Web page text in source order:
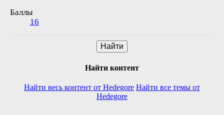
Баллы
16
Найти
Найти контент
Найти весь контент от Hedegore Найти все темы от
Hedegore